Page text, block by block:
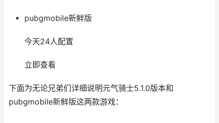
pubgmobile新鲜版
今天24人配置
立即查看
下面为无论兄弟们详细说明元气骑士5.1.0版本和
pubgmobile新鲜版这两款游戏：